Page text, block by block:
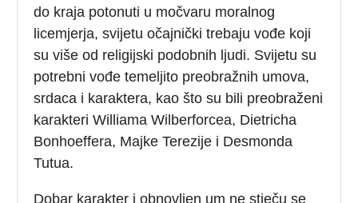
do kraja potonuti u močvaru moralnog
licemjerja, svijetu očajnički trebaju vođe koji
su više od religijski podobnih ljudi. Svijetu su
potrebni vođe temeljito preobražnih umova,
srdaca i karaktera, kao što su bili preobraženi
karakteri Williama Wilberforcea, Dietricha
Bonhoeffera, Majke Terezije i Desmonda
Tutua.
Dobar karakter i obnovljen um ne stječu se